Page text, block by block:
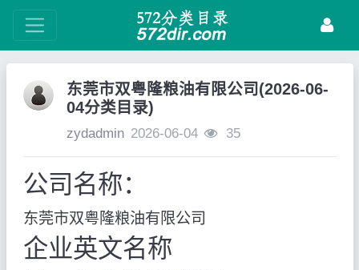
东莞市双粤隆粮油有限公司(2026-06-
04分类目录)
zydadmin 2026-06-04 35
公司名称：
东莞市双粤隆粮油有限公司
企业英文名称